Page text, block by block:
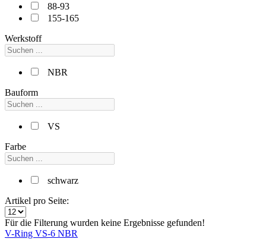
88-93
155-165
Werkstoff
NBR
Bauform
VS
Farbe
schwarz
Artikel pro Seite:
Für die Filterung wurden keine Ergebnisse gefunden!
V-Ring VS-6 NBR